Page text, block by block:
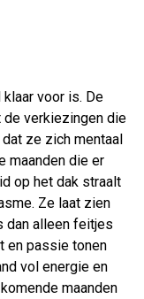
voor is. De
de verkiezingen die
ze zich mentaal
maanden die er
op het dak straalt
Ze laat zien
dan alleen feitjes
en passie tonen
vol energie en
maanden